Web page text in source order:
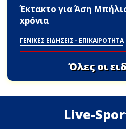
Έκτακτο για Άση
xpóvια
ΓΕΝΙΚΕΣ ΕΙΔΗΣΕΙΣ - ΕΠΙΚΑΙΡΟΤΗΤΑ
Όλες οι
Live-